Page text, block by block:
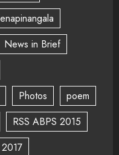
News in Brief
Photos
poem
RSS ABPS 2015